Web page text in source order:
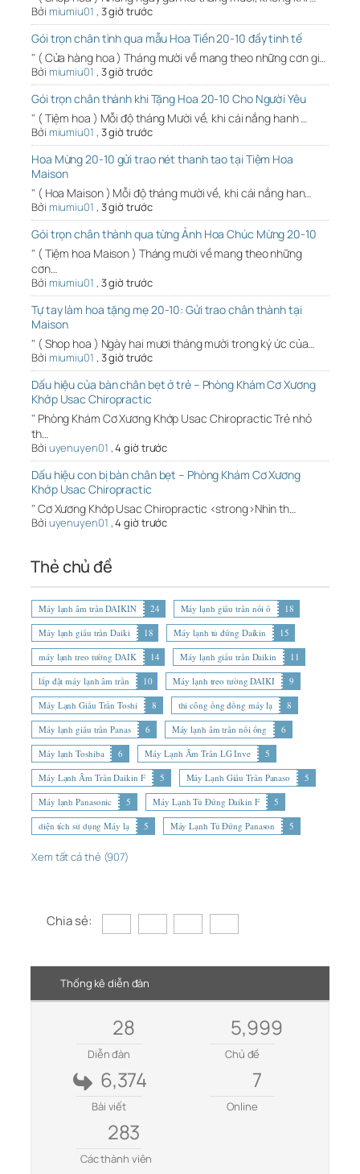
Bởi miumiu01 , 3 giờ trước
Gói trọn chân tình qua mẫu Hoa Tiền 20-10 đầy tinh tế
" ( Cửa hàng hoa ) Tháng mười về mang theo những cơn gi…
Bởi miumiu01 , 3 giờ trước
Gói trọn chân thành khi Tặng Hoa 20-10 Cho Người Yêu
" ( Tiệm hoa ) Mỗi độ tháng Mười về, khi cái nắng hanh …
Bởi miumiu01 , 3 giờ trước
Hoa Mừng 20-10 gửi trao nét thanh tao tại Tiệm Hoa
Maison
" ( Hoa Maison ) Mỗi độ tháng mười về, khi cái nắng han…
Bởi miumiu01 , 3 giờ trước
Gói trọn chân thành qua từng Ảnh Hoa Chúc Mừng 20-10
" ( Tiệm hoa Maison ) Tháng mười về mang theo những
cơn…
Bởi miumiu01 , 3 giờ trước
Tự tay làm hoa tặng mẹ 20-10: Gửi trao chân thành tại
Maison
" ( Shop hoa ) Ngày hai mươi tháng mười trong ký ức của…
Bởi miumiu01 , 3 giờ trước
Dấu hiệu của bàn chân bẹt ở trẻ – Phòng Khám Cơ Xương
Khớp Usac Chiropractic
" Phòng Khám Cơ Xương Khớp Usac Chiropractic Trẻ nhỏ
th…
Bởi uyenuyen01 ,4 giờ trước
Dấu hiệu con bị bàn chân bẹt – Phòng Khám Cơ Xương
Khớp Usac Chiropractic
" Cơ Xương Khớp Usac Chiropractic <strong>Nhìn th…
Bởi uyenuyen01 ,4 giờ trước
Thẻ chủ đề
Máy lạnh âm trần DAIKIN 24 Máy lạnh giấu trần nối ố
18
Máy lạnh giấu trần Daiki
18 Máy lạnh tủ đứng Daikin
15
máy lạnh treo tường DAIK
14 Máy lạnh giấu trần Daikin
11
lắp đặt máy lạnh âm trần
10 Máy lạnh treo tường DAIKI
9
Máy Lạnh Giấu Trần Toshi
8 thi công ống đồng máy lạ
8
Máy lạnh giấu trần Panas
6 Máy lạnh âm trần nối ống
6
Máy lạnh Toshiba
6 Máy Lạnh Âm Trần LG Inve
5
Máy Lạnh Âm Trần Daikin F
5 Máy Lạnh Giấu Trần Panaso
5
Máy lạnh Panasonic
5 Máy Lạnh Tủ Đứng Daikin F
5
diện tích sử dụng Máy lạ
5 Máy Lạnh Tủ Đứng Panason 5
Xem tất cả thẻ (907)
Chia sẻ:
Thống kê diễn đàn
28
Diễn đàn
5,999
Chủ đề
6,374
Bài viết
7
Online
283
Các thành viên